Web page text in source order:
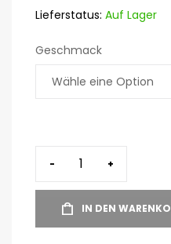
Lieferstatus: Auf Lager
Geschmack
- +
IN DEN